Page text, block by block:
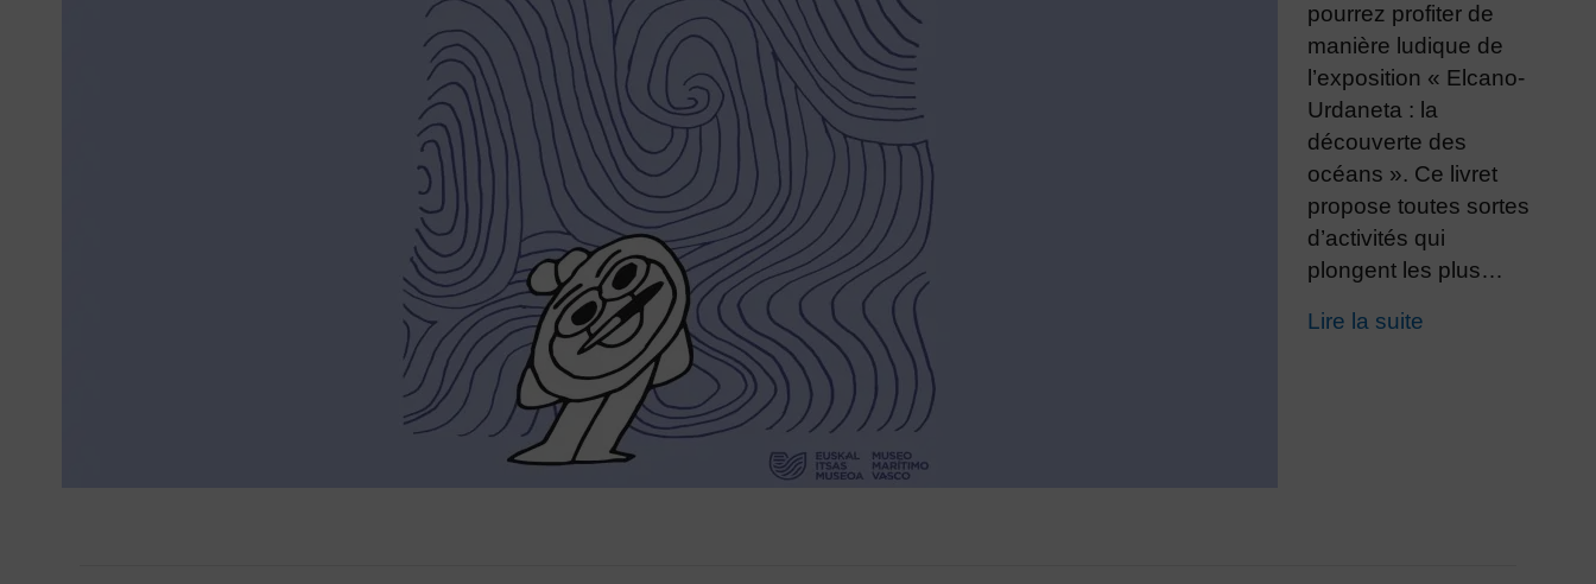
pourrez profiter de
manière ludique de
l’exposition « Elcano-
Urdaneta : la
découverte des
océans ». Ce livret
propose toutes sortes
d’activités qui
plongent les plus…
Lire la suite